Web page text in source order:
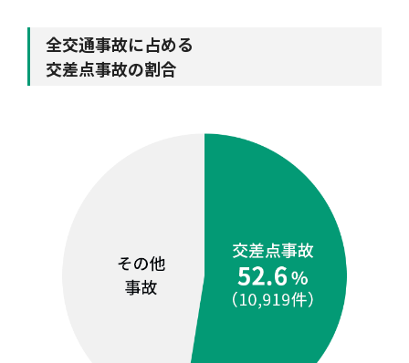
風水雪災等による損害を補償する損害保険
損害保険お役立ち情報
交通事故医療研究助成
会員各社ニュースリリース
自然災害損保契約のご照会
全交通事故に占める
交差点事故の割合